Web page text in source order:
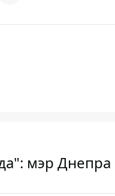
мэр Днепра